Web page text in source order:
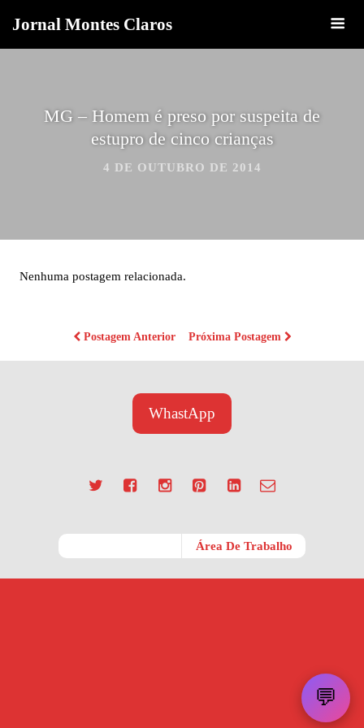
Jornal Montes Claros
MG – Homem é preso por suspeita de
estupro de cinco crianças
4 DE OUTUBRO DE 2014
Nenhuma postagem relacionada.
Postagem Anterior Próxima Postagem
WhastApp
💬
Área De Trabalho